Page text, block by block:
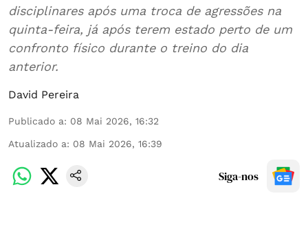
disciplinares após uma troca de agressões na
quinta-feira, já após terem estado perto de um
confronto físico durante o treino do dia
anterior.
David Pereira
Publicado a: 08 Mai 2026, 16:32
Atualizado a: 08 Mai 2026, 16:39
Siga-nos